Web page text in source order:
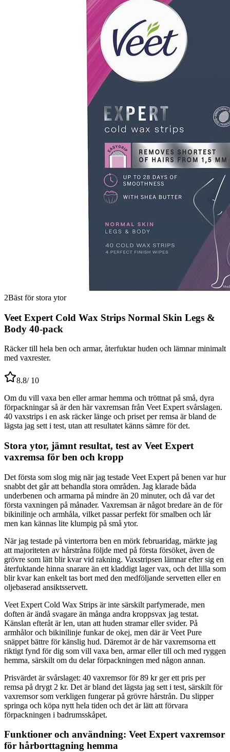
2Bäst för stora ytor
Veet Expert Cold Wax Strips Normal Skin Legs &
Body 40-pack
Räcker till hela ben och armar, återfuktar huden och lämnar minimalt
med vaxrester.
8.8/ 10
Om du vill vaxa ben eller armar hemma och tröttnat på små, dyra
förpackningar så är den här vaxremsan från Veet Expert svårslagen.
40 vaxstrips i en ask räcker länge och priset per remsa är bland de
lägsta jag sett i test, utan att resultatet känns sämre för det.
Stora ytor, jämnt resultat, test av Veet Expert
vaxremsa för ben och kropp
Det första som slog mig när jag testade Veet Expert på benen var hur
snabbt det går att behandla stora områden. Jag klarade båda
underbenen och armarna på mindre än 20 minuter, och då var det
första vaxningen på månader. Vaxremsan är något bredare än de för
bikinilinje och armhåla, vilket passar perfekt för smalben och lår
men kan kännas lite klumpig på små ytor.
När jag testade på vintertorra ben en mörk februaridag, märkte jag
att majoriteten av hårstråna följde med på första försöket, även de
grövre som lätt blir kvar vid rakning. Vaxstripsen lämnar efter sig en
återfuktande hinna snarare än ett kladdigt lager vax, och det lilla som
blir kvar kan enkelt tas bort med den medföljande servetten eller en
oljebaserad ansiktsservett.
Veet Expert Cold Wax Strips är inte särskilt parfymerade, men
doften är ändå svagare än många andra kroppsvax jag testat.
Känslan efteråt är len, utan att huden stramar eller svider. På
armhålor och bikinilinje funkar de okej, men där är Veet Pure
snäppet bättre för känslig hud. Däremot är de här vaxremsorna ett
riktigt fynd för dig som vill vaxa ben, armar eller till och med ryggen
hemma, särskilt om du delar förpackningen med någon annan.
Prisvärdet är svårslaget: 40 vaxremsor för 89 kr ger ett pris per
remsa på drygt 2 kr. Det är bland det lägsta jag sett i test, särskilt för
vaxremsor som verkligen fungerar på grövre hårstrån. Du slipper
springa och köpa nytt hela tiden och det är lätt att förvara
förpackningen i badrumsskåpet.
Funktioner och användning: Veet Expert vaxremsor
för hårborttagning hemma